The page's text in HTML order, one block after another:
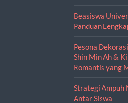
Beasiswa
Panduan
Pesona
Shin Min Ah &
Romantis yang
Strategi Ampuh
Antar Siswa